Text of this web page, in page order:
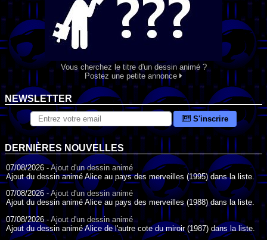
Vous cherchez le titre d'un dessin animé ?
Postez une petite annonce
NEWSLETTER
S'inscrire
DERNIÈRES NOUVELLES
07/08/2026 -Ajout d'un dessin animé
Ajout du dessin animé Alice au pays des merveilles (1995) dans la liste.
07/08/2026 -Ajout d'un dessin animé
Ajout du dessin animé Alice au pays des merveilles (1988) dans la liste.
07/08/2026 -Ajout d'un dessin animé
Ajout du dessin animé Alice de l'autre cote du miroir (1987) dans la liste.